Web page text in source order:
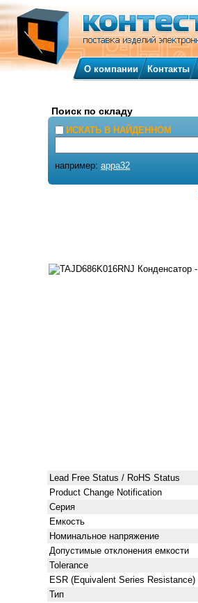
Lead Free Status / RoHS Status
Product Change Notification
Серия
Емкость
Номинальное напряжение
Допустимые отклонения емкости
Tolerance
ESR (Equivalent Series Resistance)
Тип
О компании Контакты
Поиск по складу
ИСКАТЬ В НАЙДЕННОМ
например:appa32